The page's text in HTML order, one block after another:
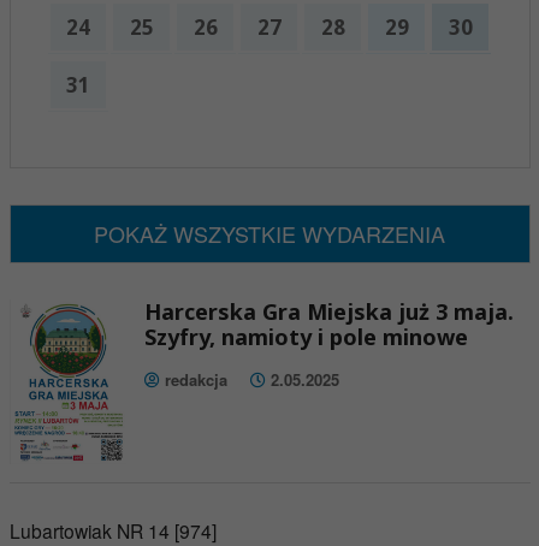
24 25 26 27 28 29 30
31
POKAŻ WSZYSTKIE WYDARZENIA
Harcerska Gra Miejska już 3 maja.
Szyfry, namioty i pole minowe
redakcja 2.05.2025
Lubartowiak NR 14 [974]